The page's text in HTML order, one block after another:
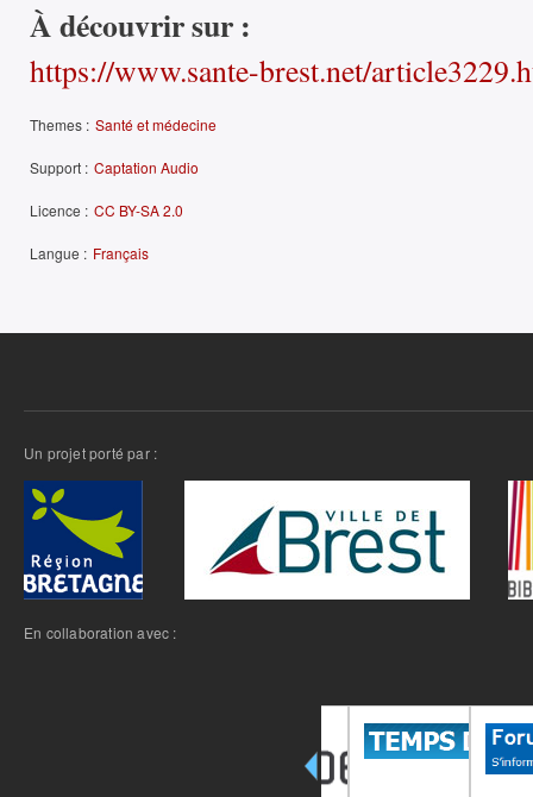
À découvrir sur :
https://www.sante-brest.net/
Themes : Santé et médecine
Support : Captation Audio
Licence : CC BY-SA 2.0
Langue : Français
Un projet porté par :
En collaboration avec :